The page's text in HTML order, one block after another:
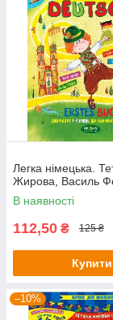
Легка німецька.
Жирова, Василь
В наявності
112,50 ₴ 125 ₴
Купити
–10%